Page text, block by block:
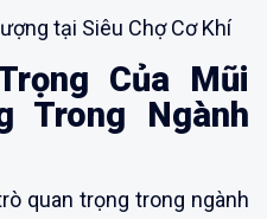
tại Siêu Chợ Cơ Khí
Của Mũi
Trong Ngành
quan trọng trong ngành